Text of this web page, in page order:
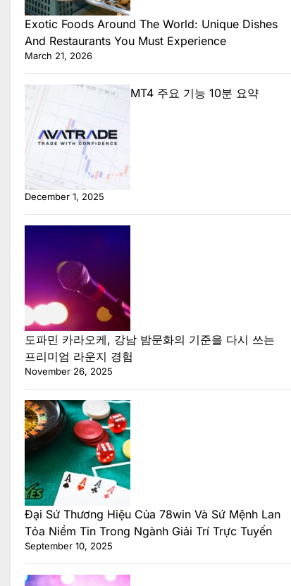
Exotic Foods Around The World: Unique Dishes
And Restaurants You Must Experience
March 21, 2026
MT4 주요 기능 10분 요약
December 1, 2025
도파민 카라오케, 강남 밤문화의 기준을 다시 쓰는
프리미엄 라운지 경험
November 26, 2025
Đại Sứ Thương Hiệu Của 78win Và Sứ Mệnh Lan
Tỏa Niềm Tin Trong Ngành Giải Trí Trực Tuyến
September 10, 2025